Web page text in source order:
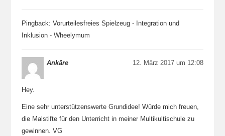
Pingback: Vorurteilesfreies Spielzeug - Integration und
Inklusion - Wheelymum
Ankäre 12. März 2017 um 12:08
Hey.
Eine sehr unterstützenswerte Grundidee! Würde mich freuen,
die Malstifte für den Unterricht in meiner Multikultischule zu
gewinnen. VG